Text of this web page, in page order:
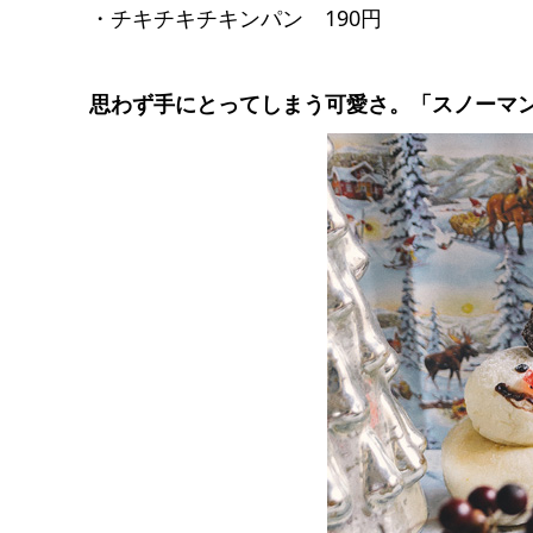
・チキチキチキンパン 190円
思わず手にとってしまう可愛さ。「スノーマ